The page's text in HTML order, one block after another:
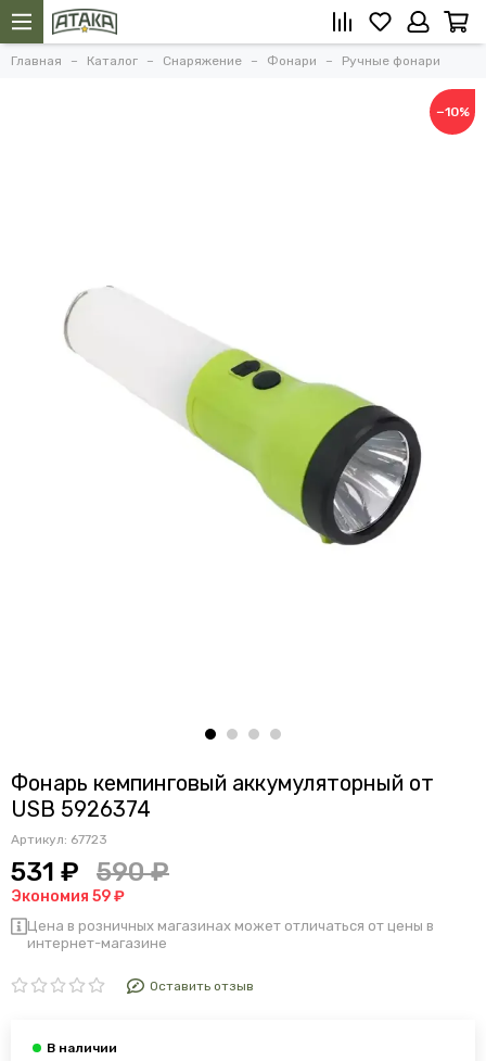
Главная Каталог Снаряжение Фонари Ручные фонари
−10%
Фонарь кемпинговый аккумуляторный от
USB 5926374
Артикул: 67723
531 ₽ 590 ₽
Экономия 59 ₽
Цена в розничных магазинах может отличаться от цены в
интернет-магазине
Оставить отзыв